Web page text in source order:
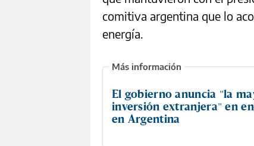
comitiva argentina que lo
energía.
El gobierno anuncia "la
inversión extranjera" en
en Argentina